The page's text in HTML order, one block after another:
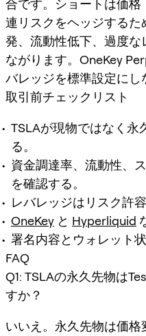
合です。ショートは価
連リスクをヘッジするた
発、流動性低下、過度
ながります。OneKey
バレッジを標準設定にし
取引前チェックリスト
TSLAが現物ではなく永
る。
資金調達率、流動性、
を確認する。
レバレッジはリスク許
OneKey と Hyperliquid
署名内容とウォレット
FAQ
Q1: TSLAの永久先物は
すか？
いいえ。永久先物は価